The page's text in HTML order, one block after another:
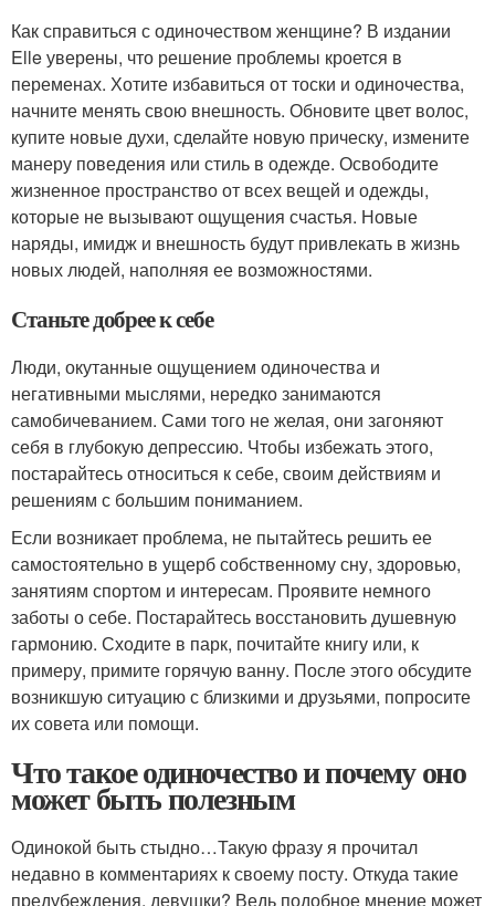
Как справиться с одиночеством женщине? В издании
Elle уверены, что решение проблемы кроется в
переменах. Хотите избавиться от тоски и одиночества,
начните менять свою внешность. Обновите цвет волос,
купите новые духи, сделайте новую прическу, измените
манеру поведения или стиль в одежде. Освободите
жизненное пространство от всех вещей и одежды,
которые не вызывают ощущения счастья. Новые
наряды, имидж и внешность будут привлекать в жизнь
новых людей, наполняя ее возможностями.
Станьте добрее к себе
Люди, окутанные ощущением одиночества и
негативными мыслями, нередко занимаются
самобичеванием. Сами того не желая, они загоняют
себя в глубокую депрессию. Чтобы избежать этого,
постарайтесь относиться к себе, своим действиям и
решениям с большим пониманием.
Если возникает проблема, не пытайтесь решить ее
самостоятельно в ущерб собственному сну, здоровью,
занятиям спортом и интересам. Проявите немного
заботы о себе. Постарайтесь восстановить душевную
гармонию. Сходите в парк, почитайте книгу или, к
примеру, примите горячую ванну. После этого обсудите
возникшую ситуацию с близкими и друзьями, попросите
их совета или помощи.
Что такое одиночество и почему оно
может быть полезным
Одинокой быть стыдно…Такую фразу я прочитал
недавно в комментариях к своему посту. Откуда такие
предубеждения, девушки? Ведь подобное мнение может